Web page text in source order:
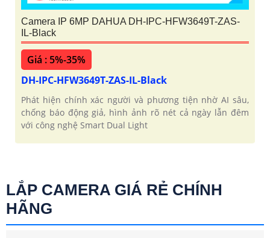
Camera IP 6MP DAHUA DH-IPC-HFW3649T-ZAS-
IL-Black
Giá : 5%-35%
DH-IPC-HFW3649T-ZAS-IL-Black
Phát hiện chính xác người và phương tiện nhờ AI sâu,
chống báo động giả, hình ảnh rõ nét cả ngày lẫn đêm
với công nghệ Smart Dual Light
LẮP CAMERA GIÁ RẺ CHÍNH
HÃNG